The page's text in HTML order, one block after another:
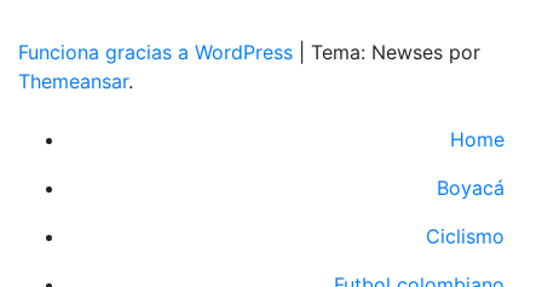
Funciona gracias a WordPress
Tema: Newses por
Themeansar.
Home
Boyacá
Ciclismo